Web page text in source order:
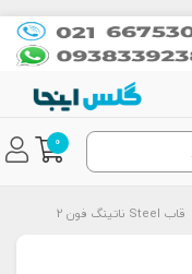
0
قاب Steel ناتینگ فون 2